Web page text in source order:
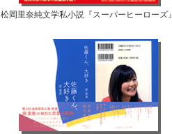
松岡里奈純文学私小説『スーパーヒーローズ』